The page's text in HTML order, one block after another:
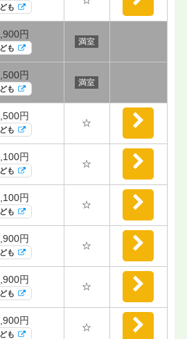
も
円
も
満室
円
も
満室
円
も
☆
円
も
☆
円
も
☆
円
も
☆
円
も
☆
円
も
☆